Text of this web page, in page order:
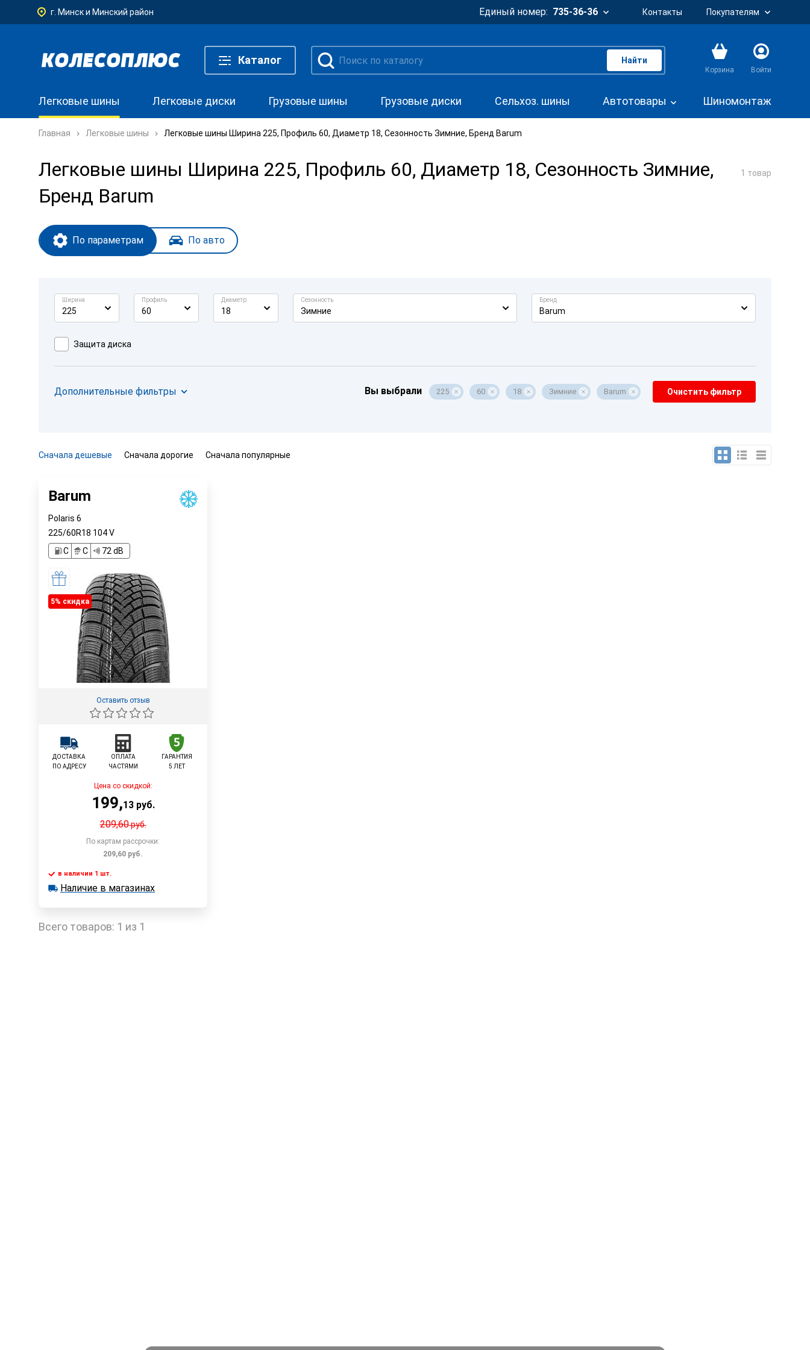
г. Минск и Минский район Единый номер: 735-36-36 Контакты Покупателям
Каталог Найти
Корзина Войти
Легковые шины Легковые диски Грузовые шины Грузовые диски Сельхоз. шины Автотовары Шиномонтаж
Главная Легковые шины Легковые шины Ширина 225, Профиль 60, Диаметр 18, Сезонность Зимние, Бренд Barum
Легковые шины Ширина 225, Профиль 60, Диаметр 18, Сезонность Зимние,
Бренд Barum
1 товар
По параметрам По авто
Ширина
225
Профиль
60
Диаметр
18
Сезонность
Зимние
Бренд
Barum
Защита диска
Дополнительные фильтры Вы выбрали 225 60 18 Зимние Barum Очистить фильтр
Сначала дешевые Сначала дорогие Сначала популярные
Barum
Polaris 6
225/60R18 104V
C
C 72 dB
5% cкидка
Оставить отзыв
ДОСТАВКА
ПО АДРЕСУ
ОПЛАТА
ЧАСТЯМИ
ГАРАНТИЯ
5 ЛЕТ
Цена со скидкой:
199,13руб.
209,60руб.
По картам рассрочки:
209,60 руб.
В корзину
Быстрый заказ
в наличии 1 шт.
в наличии 1 шт.
Наличие в магазинах
Всего товаров: 1 из 1